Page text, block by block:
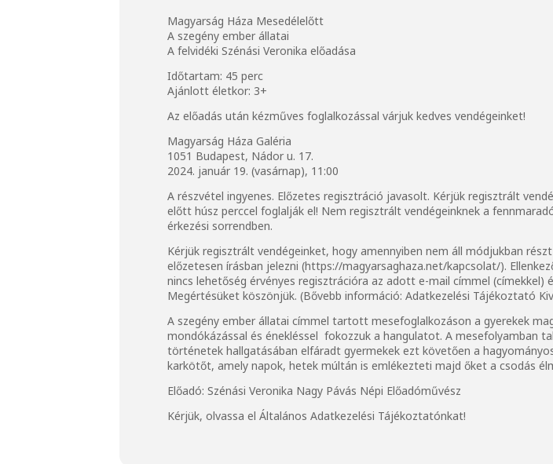
Magyarság Háza Mesedélelőtt
A szegény ember állatai
A felvidéki Szénási Veronika előadása
Időtartam: 45 perc
Ajánlott életkor: 3+
Az előadás után kézműves foglalkozással várjuk kedves vendégeinket!
Magyarság Háza Galéria
1051 Budapest, Nádor u. 17.
2024. január 19. (vasárnap), 11:00
A részvétel ingyenes. Előzetes regisztráció javasolt. Kérjük regisztrált
előtt húsz perccel foglalják el! Nem regisztrált vendégeinknek a
érkezési sorrendben.
Kérjük regisztrált vendégeinket, hogy amennyiben nem áll módjukban
előzetesen írásban jelezni (https://magyarsaghaza.net/kapcsolat/).
nincs lehetőség érvényes regisztrációra az adott e-mail címmel (címekkel)
Megértésüket köszönjük. (Bővebb információ: Adatkezelési Tájékoztató
A szegény ember állatai címmel tartott mesefoglalkozáson a gyerekek
mondókázással és énekléssel fokozzuk a hangulatot. A mesefolyamban
történetek hallgatásában elfáradt gyermekek ezt követően a
karkötőt, amely napok, hetek múltán is emlékezteti majd őket a csodás
Előadó: Szénási Veronika Nagy Pávás Népi Előadóművész
Kérjük, olvassa el Általános Adatkezelési Tájékoztatónkat!